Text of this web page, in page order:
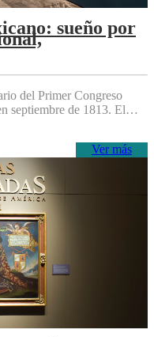
sueño por
del Primer Congreso
septiembre de 1813. El…
Ver más